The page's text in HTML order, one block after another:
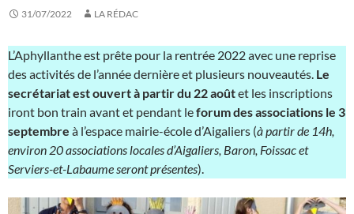
31/07/2022 LA RÉDAC
L’Aphyllanthe est prête pour la rentrée 2022 avec une reprise
des activités de l’année dernière et plusieurs nouveautés. Le
secrétariat est ouvert à partir du 22 aoûtet les inscriptions
iront bon train avant et pendant leforum des associations le 3
septembre à l’espace mairie-école d’Aigaliers (à partir de 14h,
environ 20 associations locales d’Aigaliers, Baron, Foissac et
Serviers-et-Labaume seront présentes).